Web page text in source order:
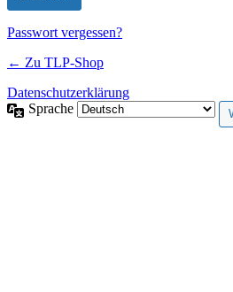
Passwort vergessen?
← Zu TLP-Shop
Datenschutzerklärung
Sprache